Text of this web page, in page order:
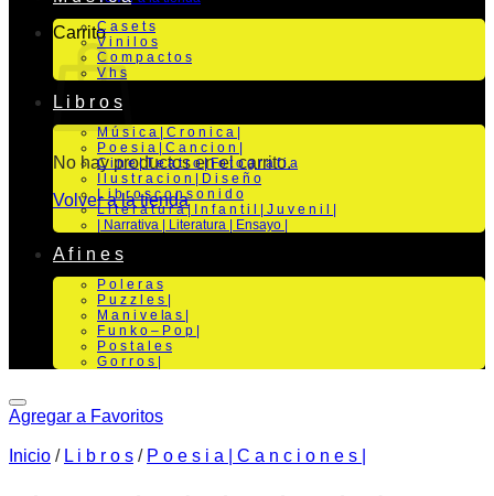
Carrito
No hay productos en el carrito.
Volver a la tienda
C a s e t s
V i n i l o s
C o m p a c t o s
V h s
L i b r o s
M ú s i c a | C r o n i c a |
P o e s i a | C a n c i o n |
C i n e | T e a t r o | Fo t o g r a f i a
I l u s t r a c i o n | D i s e ñ o
L i b r o s c o n s o n i d o
L i t e r a t u r a | I n f a n t i l | J u v e n i l |
| Narrativa | Literatura | Ensayo |
A f i n e s
P o l e r a s
P u z z l e s |
M a n i v e la s |
F u n k o – P o p |
P o s t a l e s
G o r r o s |
Agregar a Favoritos
Inicio / L i b r o s / P o e s i a | C a n c i o n e s |